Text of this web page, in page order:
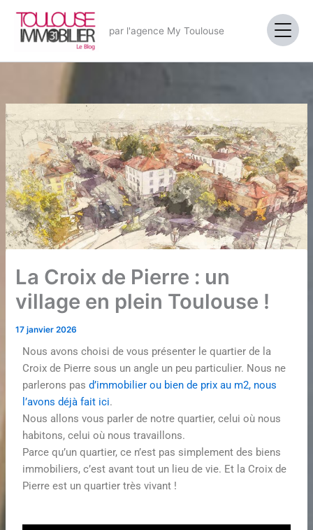
contenu
par l'agence My Toulouse
La Croix de Pierre : un
village en plein Toulouse !
17 janvier 2026
Nous avons choisi de vous présenter le quartier de la
Croix de Pierre sous un angle un peu particulier. Nous ne
parlerons pasd’immobilier ou bien de prix au m2, nous
l’avons déjà fait ici.
Nous allons vous parler de notre quartier, celui où nous
habitons, celui où nous travaillons.
Parce qu’un quartier, ce n’est pas simplement des biens
immobiliers, c’est avant tout un lieu de vie. Et la Croix de
Pierre est un quartier très vivant !